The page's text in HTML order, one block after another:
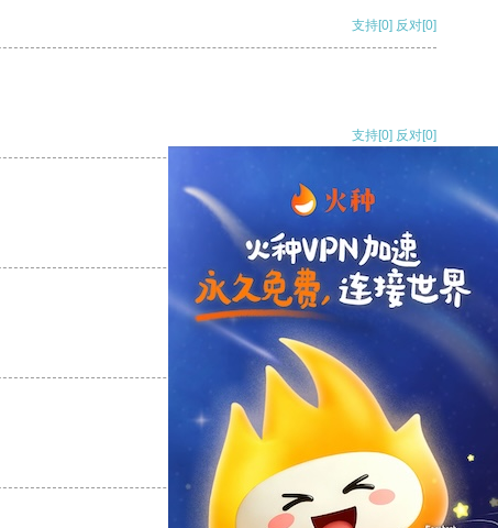
支持[0] 反对[0]
支持[0] 反对[0]
支持[0] 反对
支持
反对 [0]